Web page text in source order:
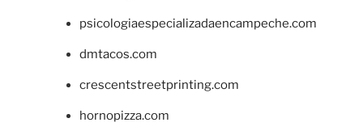
psicologiaespecializadaencampeche.com
dmtacos.com
crescentstreetprinting.com
hornopizza.com